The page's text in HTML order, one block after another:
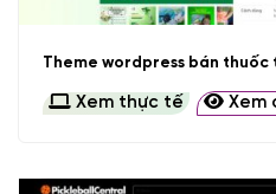
Theme wordpress bán thuốc
Xem thực tế Xem